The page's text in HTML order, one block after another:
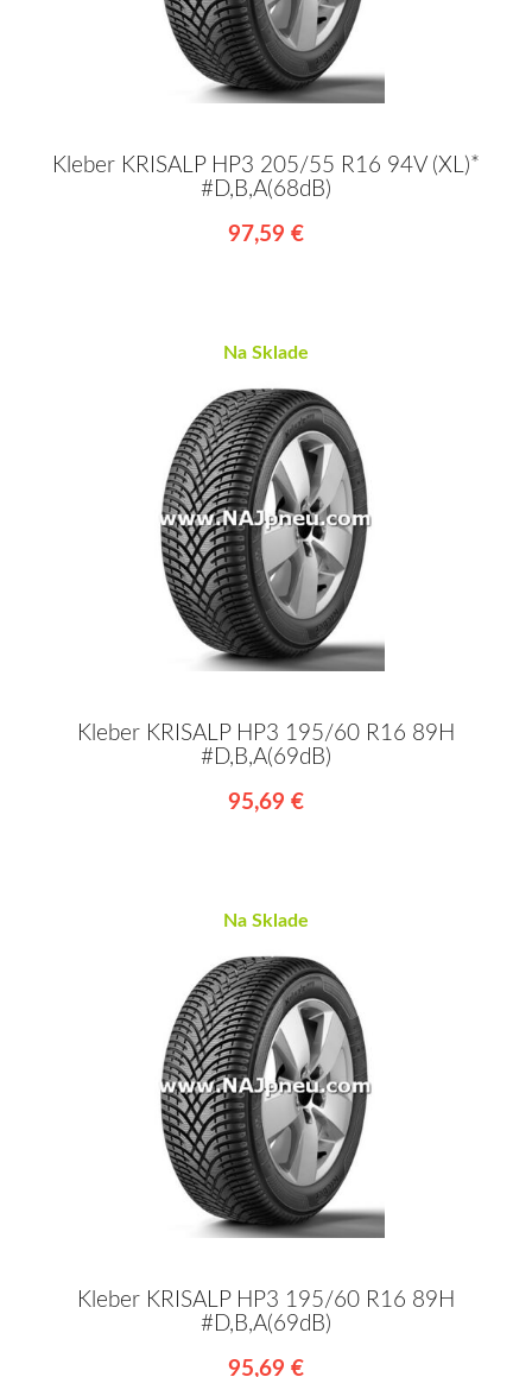
Kleber KRISALP HP3 205/55 R16 94V (XL)*
#D,B,A(68dB)
97,59 €
Na Sklade
Kleber KRISALP HP3 195/60 R16 89H
#D,B,A(69dB)
95,69 €
Na Sklade
Kleber KRISALP HP3 195/60 R16 89H
#D,B,A(69dB)
95,69 €